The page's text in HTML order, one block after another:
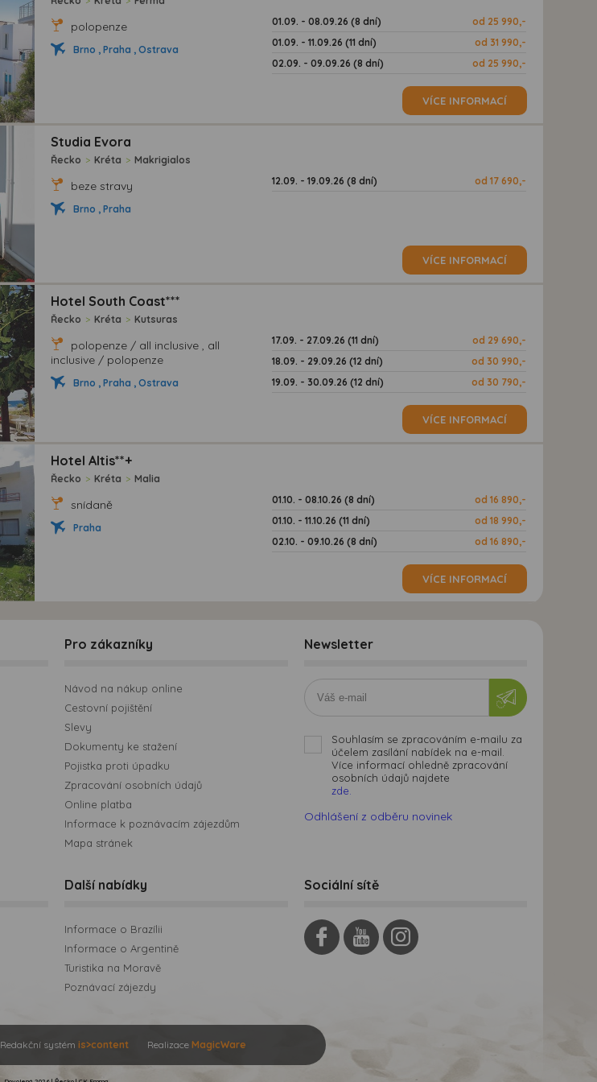
polopenze
Brno , Praha , Ostrava
01.09. - 08.09.26 (8 dní)
od 25 990,-
01.09. - 11.09.26 (11 dní)
od 31 990,-
02.09. - 09.09.26 (8 dní)
od 25 990,-
VÍCE INFORMACÍ
Studia Evora
Řecko > Kréta > Makrigialos
beze stravy
Brno , Praha
12.09. - 19.09.26 (8 dní) od 17 690,-
VÍCE INFORMACÍ
Hotel South Coast***
Řecko > Kréta > Kutsuras
polopenze / all inclusive , all
inclusive / polopenze
Brno , Praha , Ostrava
17.09. - 27.09.26 (11 dní)
od 29 690,-
18.09. - 29.09.26 (12 dní)
od 30 990,-
19.09. - 30.09.26 (12 dní)
od 30 790,-
VÍCE INFORMACÍ
Hotel Altis**+
Řecko > Kréta > Malia
snídaně
Praha
01.10. - 08.10.26 (8 dní)
od 16 890,-
01.10. - 11.10.26 (11 dní)
od 18 990,-
02.10. - 09.10.26 (8 dní)
od 16 890,-
VÍCE INFORMACÍ
Pro zákazníky
Návod na nákup online
Cestovní pojištění
Slevy
Dokumenty ke stažení
Pojistka proti úpadku
Zpracování osobních údajů
Online platba
Informace k poznávacím zájezdům
Mapa stránek
Newsletter
Souhlasím se zpracováním e-mailu za
účelem zasílání nabídek na e-mail.
Více informací ohledně zpracování
osobních údajů najdete
zde.
Odhlášení z odběru novinek
Další nabídky
Informace o Brazílii
Informace o Argentině
Turistika na Moravě
Poznávací zájezdy
Sociální sítě
Redakční systém is>content Realizace MagicWare